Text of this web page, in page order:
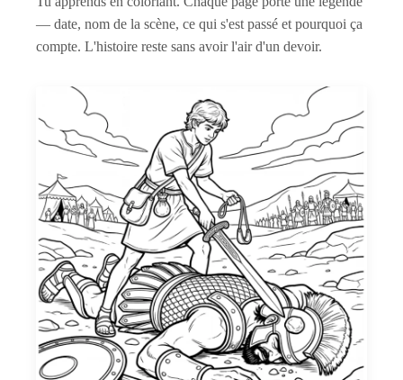
— date, nom de la scène, ce qui s'est passé et pourquoi ça
compte. L'histoire reste sans avoir l'air d'un devoir.